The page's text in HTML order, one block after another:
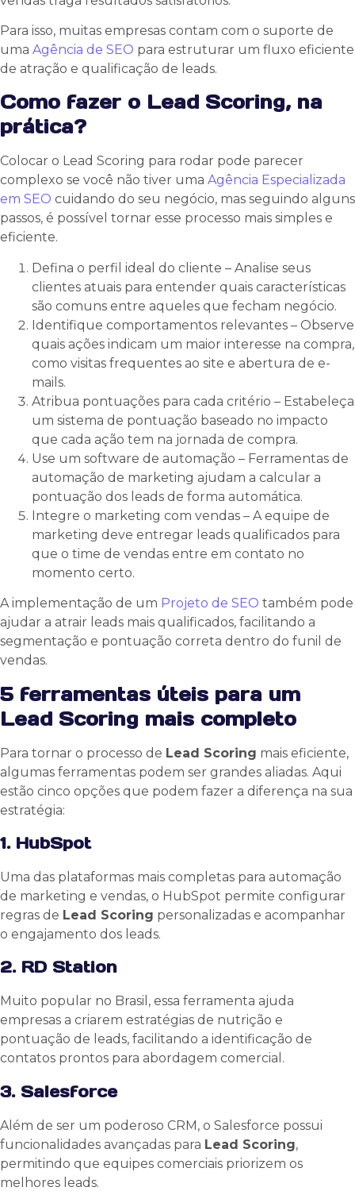
Para isso, muitas empresas contam com o suporte de
uma Agência de SEO para estruturar um fluxo eficiente
de atração e qualificação de leads.
Como fazer o Lead Scoring, na
prática?
Colocar o Lead Scoring para rodar pode parecer
complexo se você não tiver uma Agência Especializada
em SEO cuidando do seu negócio, mas seguindo alguns
passos, é possível tornar esse processo mais simples e
eficiente.
Defina o perfil ideal do cliente – Analise seus
clientes atuais para entender quais características
são comuns entre aqueles que fecham negócio.
Identifique comportamentos relevantes – Observe
quais ações indicam um maior interesse na compra,
como visitas frequentes ao site e abertura de e-
mails.
Atribua pontuações para cada critério – Estabeleça
um sistema de pontuação baseado no impacto
que cada ação tem na jornada de compra.
Use um software de automação – Ferramentas de
automação de marketing ajudam a calcular a
pontuação dos leads de forma automática.
Integre o marketing com vendas – A equipe de
marketing deve entregar leads qualificados para
que o time de vendas entre em contato no
momento certo.
A implementação de um Projeto de SEO também pode
ajudar a atrair leads mais qualificados, facilitando a
segmentação e pontuação correta dentro do funil de
vendas.
5 ferramentas úteis para um
Lead Scoring mais completo
Para tornar o processo de Lead Scoring mais eficiente,
algumas ferramentas podem ser grandes aliadas. Aqui
estão cinco opções que podem fazer a diferença na sua
estratégia:
1. HubSpot
Uma das plataformas mais completas para automação
de marketing e vendas, o HubSpot permite configurar
regras de Lead Scoring personalizadas e acompanhar
o engajamento dos leads.
2. RD Station
Muito popular no Brasil, essa ferramenta ajuda
empresas a criarem estratégias de nutrição e
pontuação de leads, facilitando a identificação de
contatos prontos para abordagem comercial.
3. Salesforce
Além de ser um poderoso CRM, o Salesforce possui
funcionalidades avançadas para Lead Scoring,
permitindo que equipes comerciais priorizem os
melhores leads.